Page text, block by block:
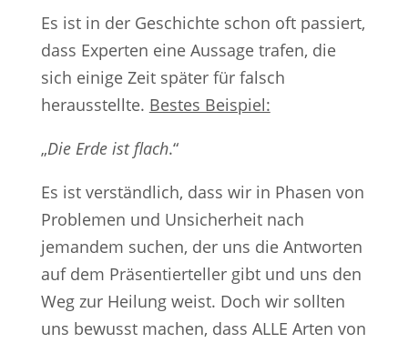
Es ist in der Geschichte schon oft passiert,
dass Experten eine Aussage trafen, die
sich einige Zeit später für falsch
herausstellte. Bestes Beispiel:
„Die Erde ist flach.“
Es ist verständlich, dass wir in Phasen von
Problemen und Unsicherheit nach
jemandem suchen, der uns die Antworten
auf dem Präsentierteller gibt und uns den
Weg zur Heilung weist. Doch wir sollten
uns bewusst machen, dass ALLE Arten von